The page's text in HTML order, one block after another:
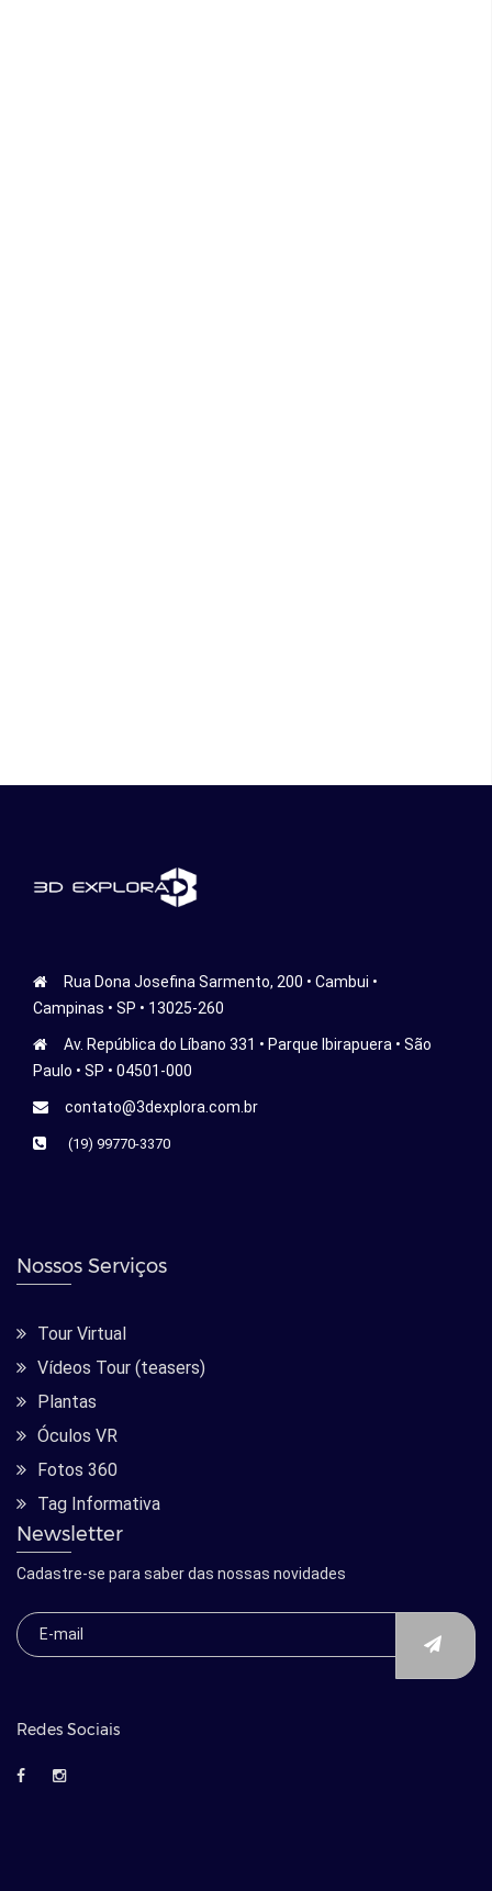
Rua Dona Josefina Sarmento, 200 • Cambui •
Campinas • SP • 13025-260
Av. República do Líbano 331 • Parque Ibirapuera • São
Paulo • SP • 04501-000
contato@3dexplora.com.br
(19) 99770-3370
Nossos Serviços
Tour Virtual
Vídeos Tour (teasers)
Plantas
Óculos VR
Fotos 360
Tag Informativa
Newsletter
Cadastre-se para saber das nossas novidades
Redes Sociais